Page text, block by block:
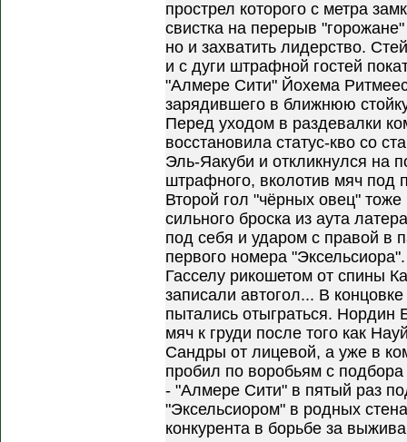
прострел которого с метра
свистка на перерыв
но и захватить лидерство.
и с дуги штрафной гостей
"Алмере Сити" Йохема
зарядившего в ближнюю
Перед уходом в раздевалки
восстановила статус-кво со
Эль-Яакуби и откликнулся на
штрафного, вколотив мяч под
Второй гол "чёрных овец"
сильного броска из аута
под себя и ударом с правой в
первого номера
Гасселу рикошетом от спины
записали автогол... В
пытались отыграться. Нордин
мяч к груди после того как
Сандры от лицевой, а уже в
пробил по воробьям с
- "Алмере Сити" в пятый раз
"Эксельсиором" в родных
конкурента в борьбе за